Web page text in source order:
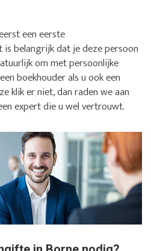
een eerste
is belangrijk dat je deze persoon
om met persoonlijke
boekhouder als u ook een
klik er niet, dan raden we aan
expert die u wel vertrouwt.